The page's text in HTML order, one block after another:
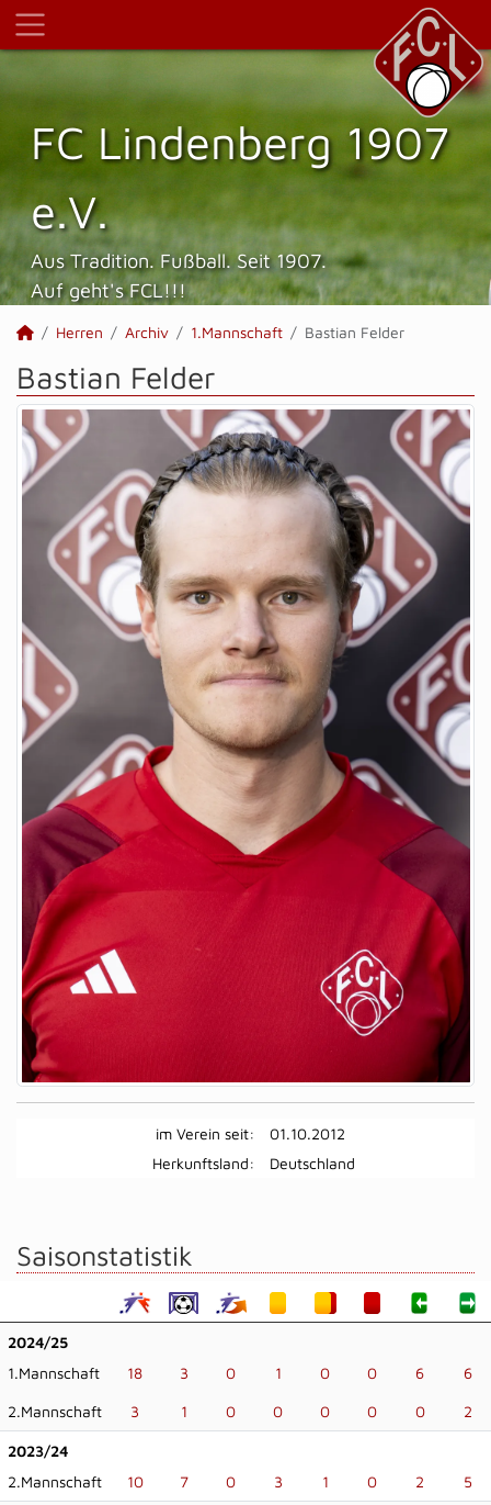
FC Lindenberg 1907
e.V.
Aus Tradition. Fußball. Seit 1907.
Auf geht's FCL!!!
Herren Archiv 1.Mannschaft Bastian Felder
Bastian Felder
im Verein seit:
01.10.2012
Herkunftsland:
Deutschland
Saisonstatistik
2024/25
1.Mannschaft
18 3 0 1 0 0 6 6
2.Mannschaft 3 1 0 0 0 0 0 2
2023/24
2.Mannschaft
10 7 0 3 1 0 2 5